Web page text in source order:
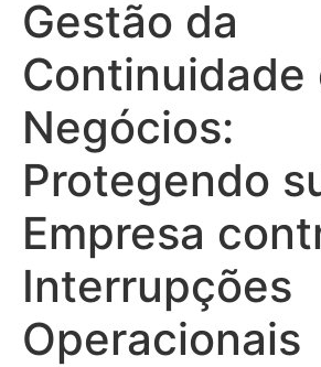
Gestão da
Continuidade
Negócios:
Protegendo
Empresa
Interrupções
Operacionais